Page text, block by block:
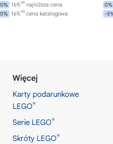
0% 169,99 najniższa cena
0% 169,99 cena katalogowa
0%
-
Więcej
Karty podarunkowe
LEGO®
Serie LEGO®
Skróty LEGO®